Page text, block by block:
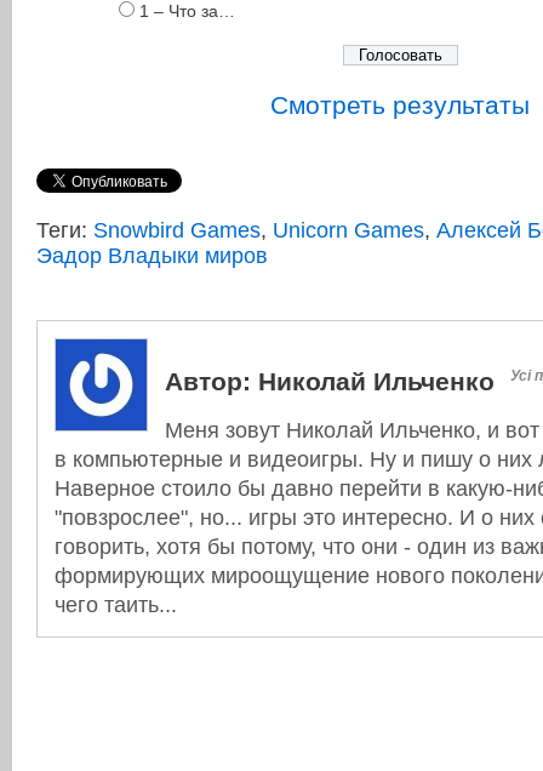
1 – Что за…
Смотреть результаты
Теги: Snowbird Games, Unicorn Games, Алексей
Эадор Владыки миров
Автор: Николай Ильченко Усі
Меня зовут Николай Ильченко, и
в компьютерные и видеоигры. Ну и пишу о них
Наверное стоило бы давно перейти в какую-
"повзрослее", но... игры это интересно. И о них
говорить, хотя бы потому, что они - один из
формирующих мироощущение нового
чего таить...